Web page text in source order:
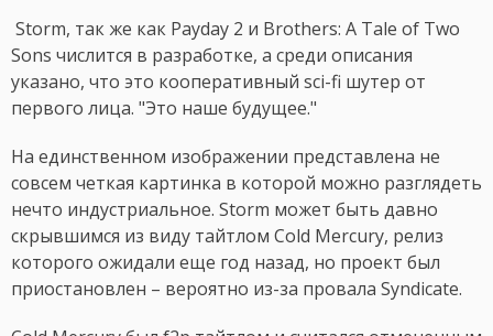
Storm, так же как Payday 2 и Brothers: A Tale of Two
Sons числится в разработке, а среди описания
указано, что это кооперативный sci-fi шутер от
первого лица. "Это наше будущее."
На единственном изображении представлена не
совсем четкая картинка в которой можно разглядеть
нечто индустриальное. Storm может быть давно
скрывшимся из виду тайтлом Cold Mercury, релиз
которого ожидали еще год назад, но проект был
приостановлен – вероятно из-за провала Syndicate.